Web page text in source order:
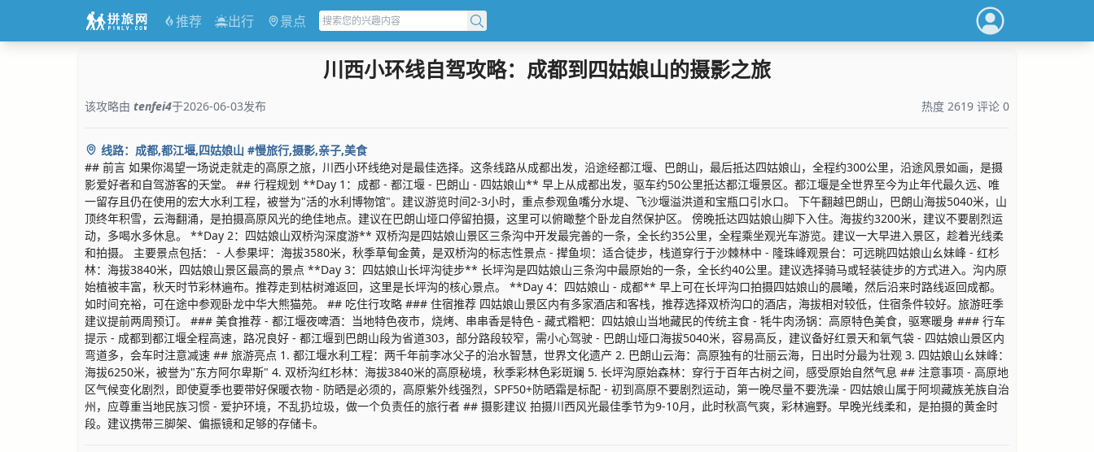
推荐 出行 景点
川西小环线自驾攻略：成都到四姑娘山的摄影之旅
该攻略由 tenfei4于2026-06-03发布 热度 2619 评论 0
线路：成都,都江堰,四姑娘山 #慢旅行,摄影,亲子,美食
## 前言 如果你渴望一场说走就走的高原之旅，川西小环线绝对是最佳选择。这条线路从成都出发，沿途经都江堰、巴朗山，最后抵达四姑娘山，全程约300公里，沿途风景如画，是摄
影爱好者和自驾游客的天堂。 ## 行程规划 **Day 1：成都 - 都江堰 - 巴朗山 - 四姑娘山** 早上从成都出发，驱车约50公里抵达都江堰景区。都江堰是全世界至今为止年代最久远、唯
一留存且仍在使用的宏大水利工程，被誉为"活的水利博物馆"。建议游览时间2-3小时，重点参观鱼嘴分水堤、飞沙堰溢洪道和宝瓶口引水口。 下午翻越巴朗山，巴朗山海拔5040米，山
顶终年积雪，云海翻涌，是拍摄高原风光的绝佳地点。建议在巴朗山垭口停留拍摄，这里可以俯瞰整个卧龙自然保护区。 傍晚抵达四姑娘山脚下入住。海拔约3200米，建议不要剧烈运
动，多喝水多休息。 **Day 2：四姑娘山双桥沟深度游** 双桥沟是四姑娘山景区三条沟中开发最完善的一条，全长约35公里，全程乘坐观光车游览。建议一大早进入景区，趁着光线柔
和拍摄。 主要景点包括： - 人参果坪：海拔3580米，秋季草甸金黄，是双桥沟的标志性景点 - 撵鱼坝：适合徒步，栈道穿行于沙棘林中 - 隆珠峰观景台：可远眺四姑娘山幺妹峰 - 红杉
林：海拔3840米，四姑娘山景区最高的景点 **Day 3：四姑娘山长坪沟徒步** 长坪沟是四姑娘山三条沟中最原始的一条，全长约40公里。建议选择骑马或轻装徒步的方式进入。沟内原
始植被丰富，秋天时节彩林遍布。推荐走到枯树滩返回，这里是长坪沟的核心景点。 **Day 4：四姑娘山 - 成都** 早上可在长坪沟口拍摄四姑娘山的晨曦，然后沿来时路线返回成都。
如时间充裕，可在途中参观卧龙中华大熊猫苑。 ## 吃住行攻略 ### 住宿推荐 四姑娘山景区内有多家酒店和客栈，推荐选择双桥沟口的酒店，海拔相对较低，住宿条件较好。旅游旺季
建议提前两周预订。 ### 美食推荐 - 都江堰夜啤酒：当地特色夜市，烧烤、串串香是特色 - 藏式糌粑：四姑娘山当地藏民的传统主食 - 牦牛肉汤锅：高原特色美食，驱寒暖身 ### 行车
提示 - 成都到都江堰全程高速，路况良好 - 都江堰到巴朗山段为省道303，部分路段较窄，需小心驾驶 - 巴朗山垭口海拔5040米，容易高反，建议备好红景天和氧气袋 - 四姑娘山景区内
弯道多，会车时注意减速 ## 旅游亮点 1. 都江堰水利工程：两千年前李冰父子的治水智慧，世界文化遗产 2. 巴朗山云海：高原独有的壮丽云海，日出时分最为壮观 3. 四姑娘山幺妹峰：
海拔6250米，被誉为"东方阿尔卑斯" 4. 双桥沟红杉林：海拔3840米的高原秘境，秋季彩林色彩斑斓 5. 长坪沟原始森林：穿行于百年古树之间，感受原始自然气息 ## 注意事项 - 高原地
区气候变化剧烈，即使夏季也要带好保暖衣物 - 防晒是必须的，高原紫外线强烈，SPF50+防晒霜是标配 - 初到高原不要剧烈运动，第一晚尽量不要洗澡 - 四姑娘山属于阿坝藏族羌族自治
州，应尊重当地民族习惯 - 爱护环境，不乱扔垃圾，做一个负责任的旅行者 ## 摄影建议 拍摄川西风光最佳季节为9-10月，此时秋高气爽，彩林遍野。早晚光线柔和，是拍摄的黄金时
段。建议携带三脚架、偏振镜和足够的存储卡。